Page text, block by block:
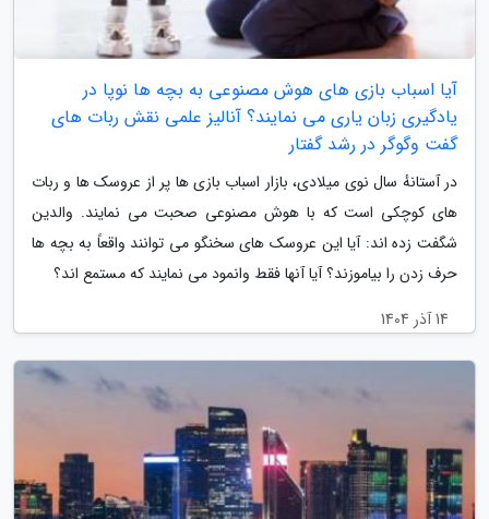
آیا اسباب بازی های هوش مصنوعی به بچه ها نوپا در
یادگیری زبان یاری می نمایند؟ آنالیز علمی نقش ربات های
گفت وگوگر در رشد گفتار
در آستانهٔ سال نوی میلادی، بازار اسباب بازی ها پر از عروسک ها و ربات
های کوچکی است که با هوش مصنوعی صحبت می نمایند. والدین
شگفت زده اند: آیا این عروسک های سخنگو می توانند واقعاً به بچه ها
حرف زدن را بیاموزند؟ آیا آنها فقط وانمود می نمایند که مستمع اند؟
14 آذر 1404